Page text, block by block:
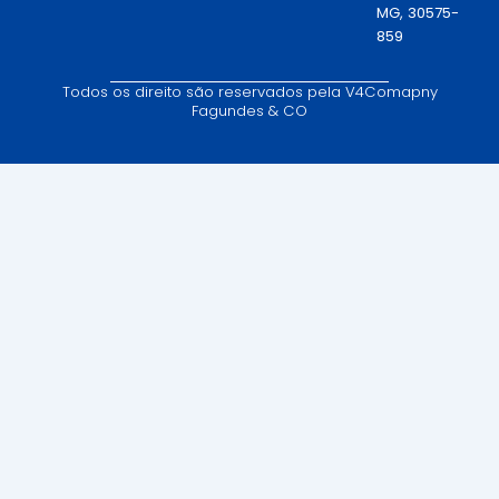
MG, 30575-
859
Todos os direito são reservados pela V4Comapny
Fagundes & CO